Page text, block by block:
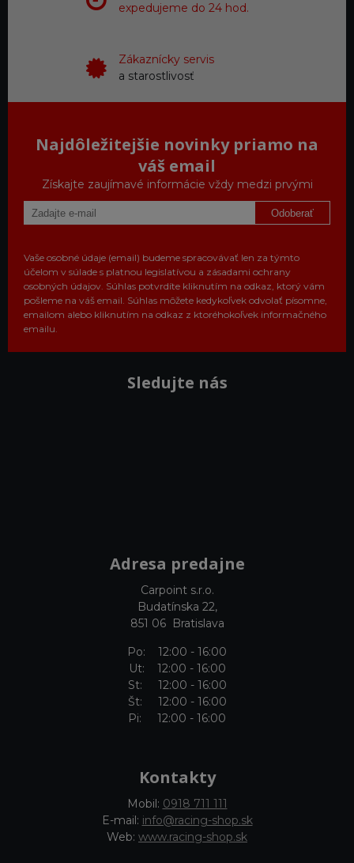
expedujeme do 24 hod.
Zákaznícky servis
a starostlivosť
Najdôležitejšie novinky priamo na
váš email
Získajte zaujímavé informácie vždy medzi prvými
Odoberať
Vaše osobné údaje (email) budeme spracovávať len za týmto
účelom v súlade s platnou legislatívou a zásadami ochrany
osobných údajov. Súhlas potvrdíte kliknutím na odkaz, ktorý vám
pošleme na váš email. Súhlas môžete kedykoľvek odvolať písomne,
emailom alebo kliknutím na odkaz z ktoréhokoľvek informačného
emailu.
Sledujte nás
Adresa predajne
Carpoint s.r.o.
Budatínska 22,
851 06 Bratislava
Po: 12:00 - 16:00
Ut: 12:00 - 16:00
St: 12:00 - 16:00
Št: 12:00 - 16:00
Pi: 12:00 - 16:00
Kontakty
Mobil: 0918 711 111
E-mail: info@racing-shop.sk
Web: www.racing-shop.sk